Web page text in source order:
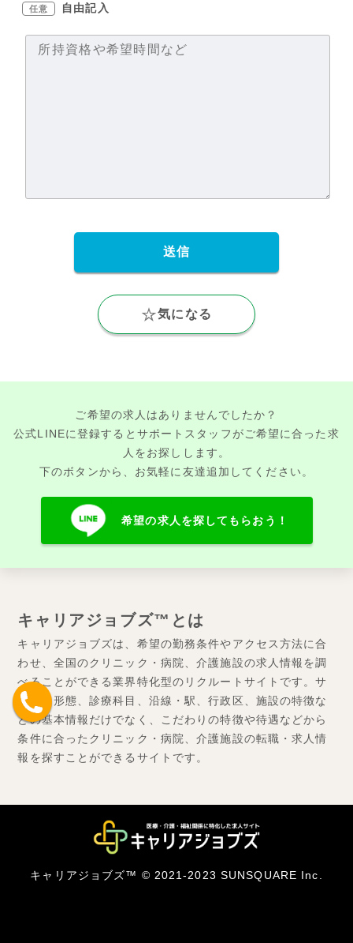
任意 自由記入
気になる
ご希望の求人はありませんでしたか？
公式LINEに登録するとサポートスタッフがご希望に合った求
人をお探しします。
下のボタンから、お気軽に友達追加してください。
希望の求人を探してもらおう！
キャリアジョブズ™とは
キャリアジョブズは、希望の勤務条件やアクセス方法に合
わせ、全国のクリニック・病院、介護施設の求人情報を調
べることができる業界特化型のリクルートサイトです。サ
ービス形態、診療科目、沿線・駅、行政区、施設の特徴な
どの基本情報だけでなく、こだわりの特徴や待遇などから
条件に合ったクリニック・病院、介護施設の転職・求人情
報を探すことができるサイトです。
キャリアジョブズ™ © 2021-2023 SUNSQUARE Inc.